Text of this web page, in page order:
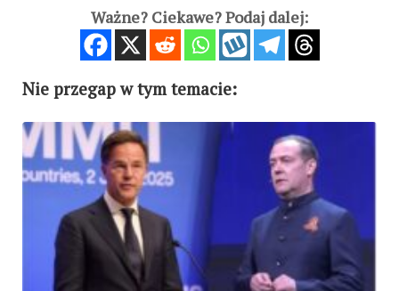
Ważne? Ciekawe? Podaj dalej:
Nie przegap w tym temacie: